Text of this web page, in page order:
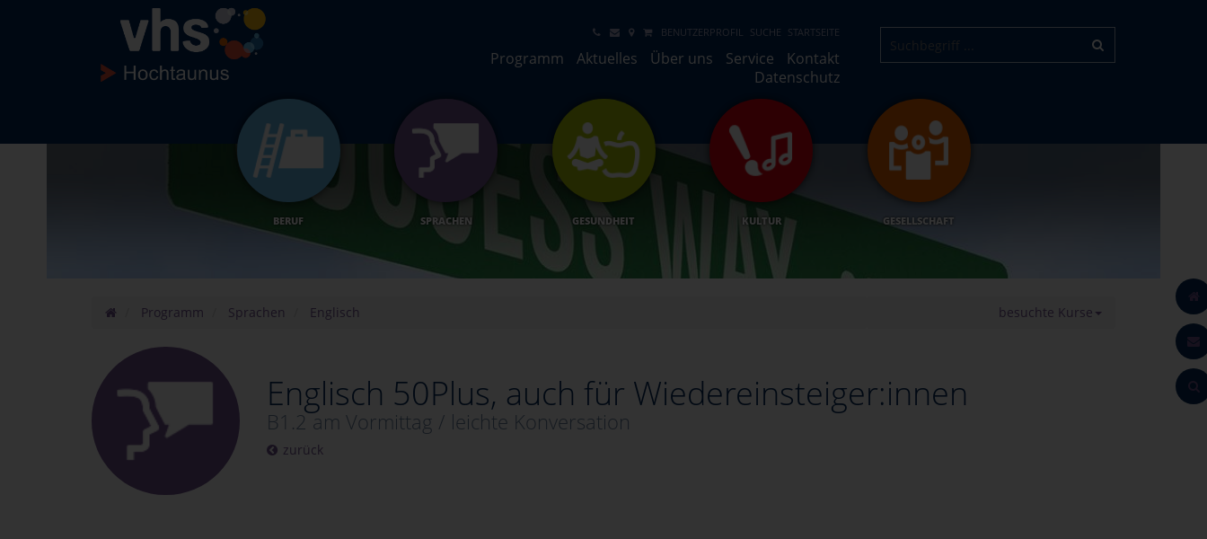
BENUTZERPROFIL SUCHE STARTSEITE
Programm Aktuelles Über uns Service
Kontakt
Datenschutz
BERUF SPRACHEN GESUNDHEIT KULTUR GESELLSCHAFT
Programm Sprachen Englisch besuchte Kurse
Englisch 50Plus, auch für Wiedereinsteiger:innen
B1.2 am Vormittag / leichte Konversation
zurück